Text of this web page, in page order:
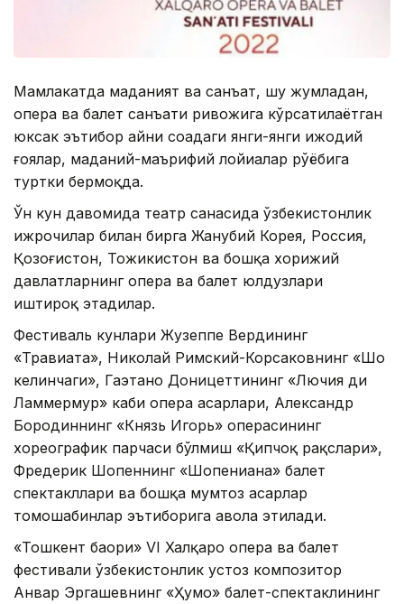
Мамлакатда маданият ва санъат, шу жумладан,
опера ва балет санъати ривожига кўрсатилаётган
юксак эътибор айни соҳадаги янги-янги ижодий
ғоялар, маданий-маърифий лойиҳалар рўёбига
туртки бермоқда.
Ўн кун давомида театр саҳнасида ўзбекистонлик
ижрочилар билан бирга Жанубий Корея, Россия,
Қозоғистон, Тожикистон ва бошқа хорижий
давлатларнинг опера ва балет юлдузлари
иштироқ этадилар.
Фестиваль кунлари Жузеппе Вердининг
«Травиата», Николай Римский-Корсаковнинг «Шоҳ
келинчаги», Гаэтано Доницеттининг «Лючия ди
Ламмермур» каби опера асарлари, Александр
Бородиннинг «Князь Игорь» операсининг
хореографик парчаси бўлмиш «Қипчоқ рақслари»,
Фредерик Шопеннинг «Шопениана» балет
спектакллари ва бошқа мумтоз асарлар
томошабинлар эътиборига ҳавола этилади.
«Тошкент баҳори» VI Халқаро опера ва балет
фестивали ўзбекистонлик устоз композитор
Анвар Эргашевнинг «Ҳумо» балет-спектаклининг